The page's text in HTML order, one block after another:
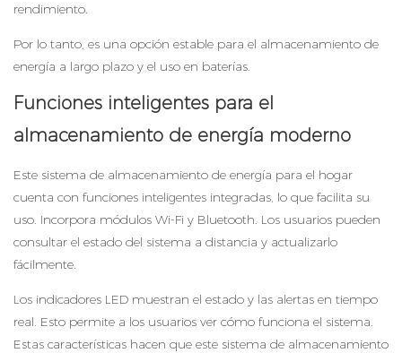
rendimiento.
Por lo tanto, es una opción estable para el almacenamiento de
energía a largo plazo y el uso en baterías.
Funciones inteligentes para el
almacenamiento de energía moderno
Este sistema de almacenamiento de energía para el hogar
cuenta con funciones inteligentes integradas, lo que facilita su
uso. Incorpora módulos Wi-Fi y Bluetooth. Los usuarios pueden
consultar el estado del sistema a distancia y actualizarlo
fácilmente.
Los indicadores LED muestran el estado y las alertas en tiempo
real. Esto permite a los usuarios ver cómo funciona el sistema.
Estas características hacen que este sistema de almacenamiento